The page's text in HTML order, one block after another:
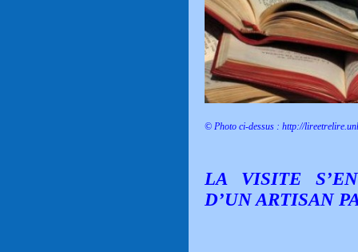
© Photo ci-dessus : http://
LA VISITE
D’UN ARTISAN